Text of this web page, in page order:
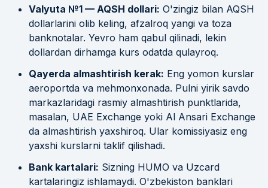
Valyuta №1 — AQSH dollari: O'zingiz bilan AQSH
dollarlarini olib keling, afzalroq yangi va toza
banknotalar. Yevro ham qabul qilinadi, lekin
dollardan dirhamga kurs odatda qulayroq.
Qayerda almashtirish kerak: Eng yomon kurslar
aeroportda va mehmonxonada. Pulni yirik savdo
markazlaridagi rasmiy almashtirish punktlarida,
masalan, UAE Exchange yoki Al Ansari Exchange
da almashtirish yaxshiroq. Ular komissiyasiz eng
yaxshi kurslarni taklif qilishadi.
Bank kartalari: Sizning HUMO va Uzcard
kartalaringiz ishlamaydi. O'zbekiston banklari